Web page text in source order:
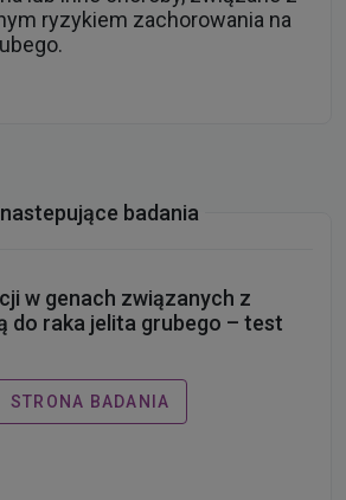
ryzykiem zachorowania na
badania
w genach związanych z
do raka jelita grubego – test
STRONA BADANIA